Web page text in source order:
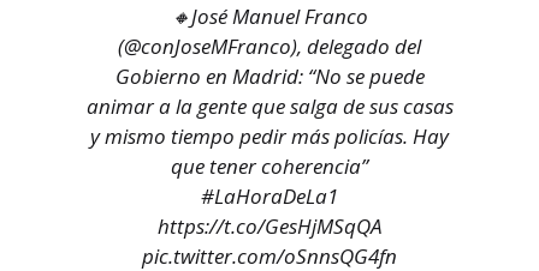
🔸José Manuel Franco
(@conJoseMFranco), delegado del
Gobierno en Madrid: “No se puede
animar a la gente que salga de sus casas
y mismo tiempo pedir más policías. Hay
que tener coherencia”
#LaHoraDeLa1
https://t.co/GesHjMSqQA
pic.twitter.com/oSnnsQG4fn